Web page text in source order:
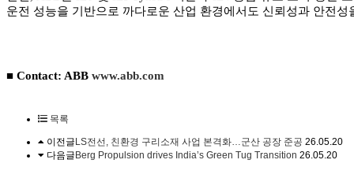
운전 성능을 기반으로 까다로운 산업 환경에서도 신뢰성과 안전성
■ Contact: ABB www.abb.com
목록
이전글LS전선, 친환경 구리소재 사업 본격화…군산 공장 준공 26.05.20
다음글Berg Propulsion drives India’s Green Tug Transition 26.05.20